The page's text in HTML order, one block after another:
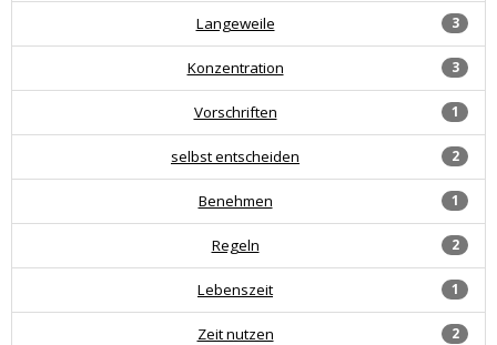
3
Langeweile
3
Konzentration
1
Vorschriften
2
selbst entscheiden
1
Benehmen
2
Regeln
1
Lebenszeit
2
Zeit nutzen